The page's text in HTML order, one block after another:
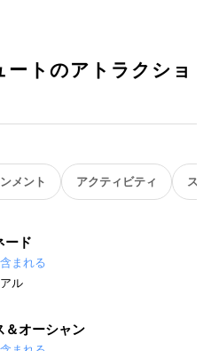
ートのアトラクショ
メント アクティビティ ス
ード
まれる
ル
＆オーシャン